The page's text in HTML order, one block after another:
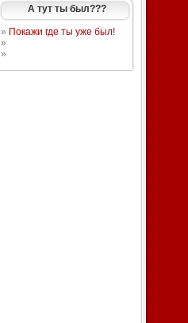
А тут ты был???
» Покажи где ты уже был!
»
»